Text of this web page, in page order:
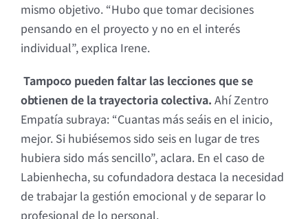
mismo objetivo. “Hubo que tomar decisiones
pensando en el proyecto y no en el interés
individual”, explica Irene.
Tampoco pueden faltar las lecciones que se
obtienen de la trayectoria colectiva. Ahí Zentro
Empatía subraya: “Cuantas más seáis en el inicio,
mejor. Si hubiésemos sido seis en lugar de tres
hubiera sido más sencillo”, aclara. En el caso de
Labienhecha, su cofundadora destaca la necesidad
de trabajar la gestión emocional y de separar lo
profesional de lo personal.